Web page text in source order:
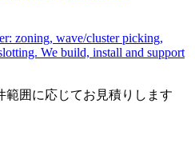
zoning, wave/cluster picking,
We build, install and support
囲に応じてお見積りします